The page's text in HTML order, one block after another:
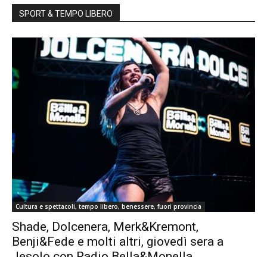
SPORT & TEMPO LIBERO
Cultura e spettacoli, tempo libero, benessere, fuori provincia
Shade, Dolcenera, Merk&Kremont,
Benji&Fede e molti altri, giovedì sera a